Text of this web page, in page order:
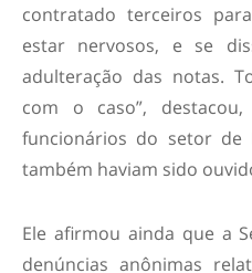
contratado terceiros
estar nervosos, e se
adulteração das notas.
com o caso”,
funcionários do setor de
também haviam sido
Ele afirmou ainda que a
denúncias anônimas